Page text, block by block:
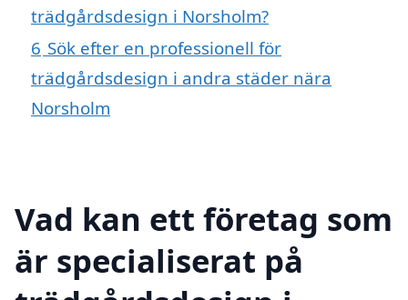
trädgårdsdesign i Norsholm?
6 Sök efter en professionell för
trädgårdsdesign i andra städer nära
Norsholm
Vad kan ett företag som
är specialiserat på